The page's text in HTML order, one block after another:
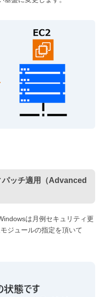
ッチ適用（Advanced
は月例セキュリティ更
ジュールの指定を頂いて